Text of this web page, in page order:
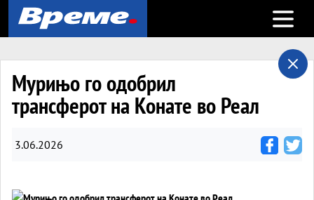
Open
Мурињо го одобрил
трансферот на Конате во Реал
3.06.2026